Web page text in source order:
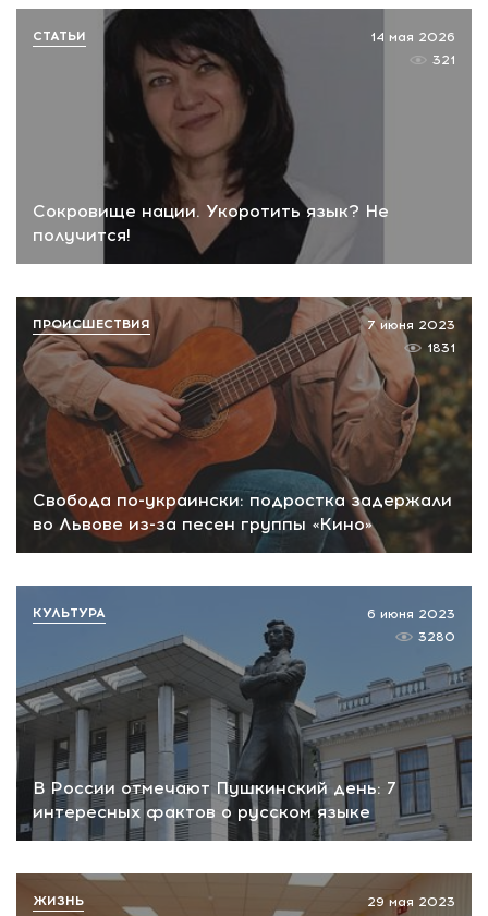
Сокровище нации. Укоротить язык? Не
получится!
14 мая 2026
321
СТАТЬИ
Свобода по-украински: подростка задержали
во Львове из-за песен группы «Кино»
7 июня 2023
1831
ПРОИСШЕСТВИЯ
В России отмечают Пушкинский день: 7
интересных фактов о русском языке
6 июня 2023
3280
КУЛЬТУРА
29 мая 2023
ЖИЗНЬ